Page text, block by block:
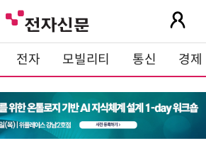
전자 모빌리티 통신 경제